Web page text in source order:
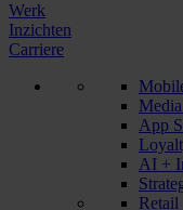
Werk
Inzichten
Carriere
App
AI +
Retail